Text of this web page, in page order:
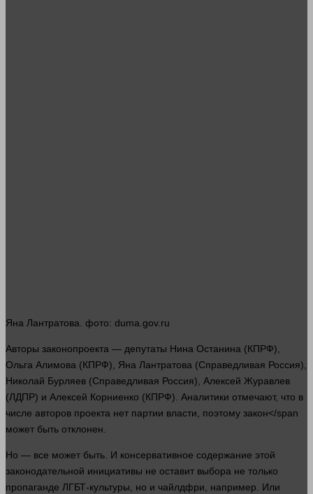
Яна Лантратова. фото: duma.gov.ru
Авторы законопроекта — депутаты Нина Останина (КПРФ),
Ольга Алимова (КПРФ), Яна Лантратова (Справедливая Россия),
Николай Бурляев (Справедливая Россия), Алексей Журавлев
(ЛДПР) и Алексей Корниенко (КПРФ). Аналитики отмечают, что в
числе авторов проекта нет партии власти , поэтому закон</span
может быть отклонен.
Но — все может быть. И консервативное содержание этой
законодательной инициативы не оставит выбора не только
пропаганде ЛГБТ-культуры, но и чайлдфри, например . Или